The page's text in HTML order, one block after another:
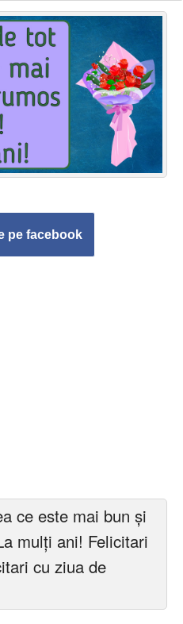
pe facebook
ce este mai bun și
mulți ani! Felicitari
cu ziua de